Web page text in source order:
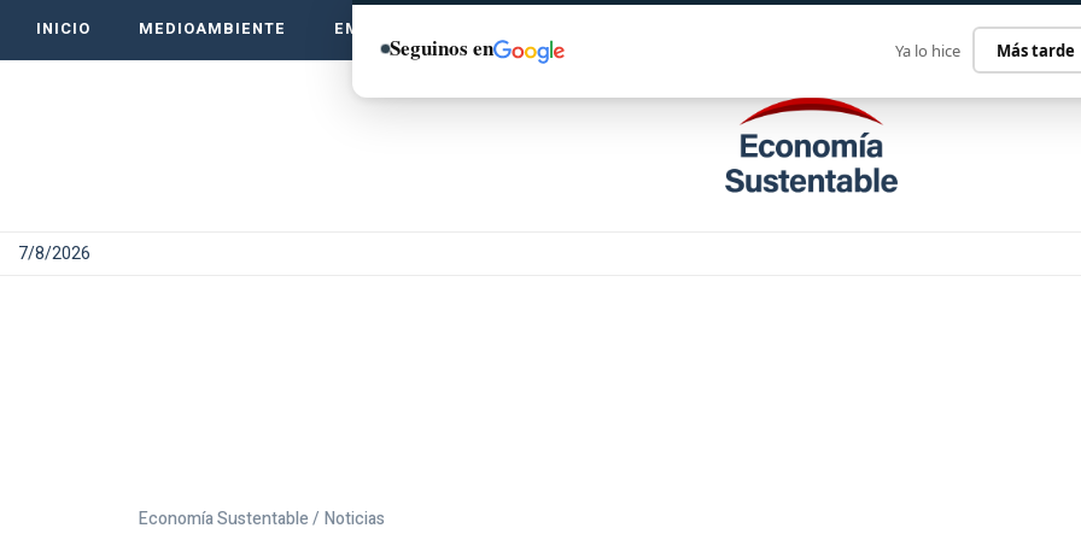
INICIO MEDIOAMBIENTE EMPRENDE VERDE
7/8/2026
Economía Sustentable / Noticias
Seguinos en Ya lo hice Más tarde